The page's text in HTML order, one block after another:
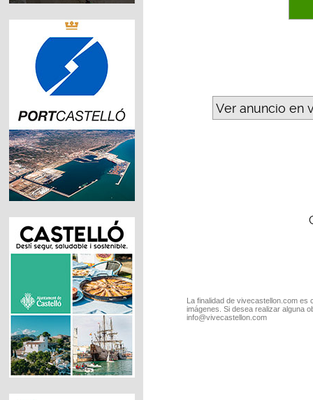
Ver anuncio en
La finalidad de vivecastellon.com
imágenes. Si desea realizar alguna
info@vivecastellon.com